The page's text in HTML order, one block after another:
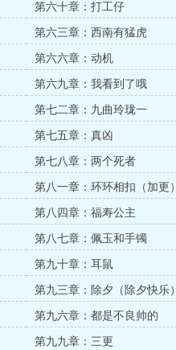
第六十章：打工仔
第六三章：西南有猛虎
第六六章：动机
第六九章：我看到了哦
第七二章：九曲玲珑一
第七五章：真凶
第七八章：两个死者
第八一章：环环相扣（加更）
第八四章：福寿公主
第八七章：佩玉和手镯
第九十章：耳鼠
第九三章：除夕（除夕快乐）
第九六章：都是不良帅的
第九九章：三更